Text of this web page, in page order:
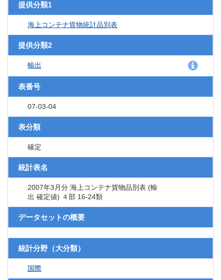
提供分類1
海上コンテナ貨物統計品別表
提供分類2
輸出
表番号
07-03-04
表分類
確定
統計表名
2007年3月分 海上コンテナ貨物品別表 (輸
出 確定値) ４部 16-24類
データセットの概要
統計分野（大分類）
国際